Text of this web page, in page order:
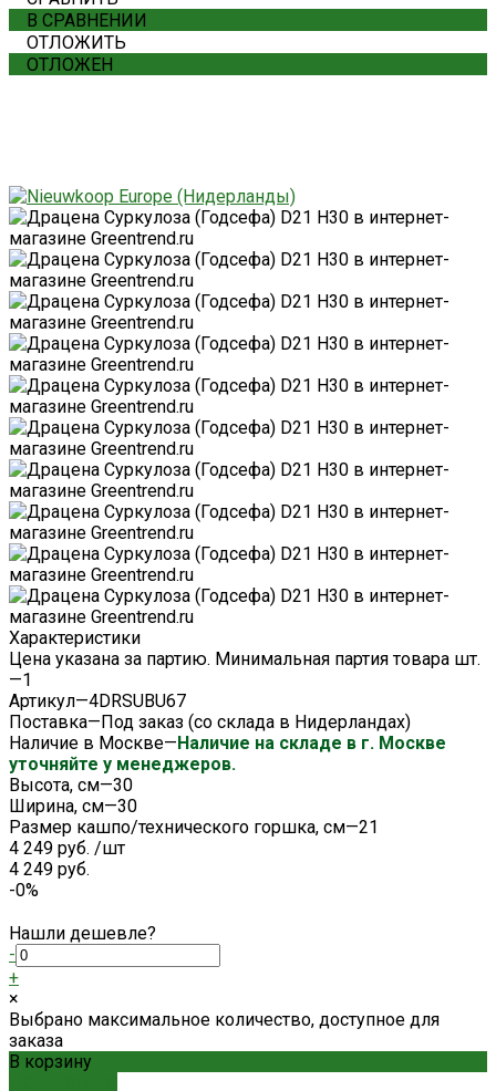
В СРАВНЕНИИ
ОТЛОЖИТЬ
ОТЛОЖЕН
Характеристики
Цена указана за партию. Минимальная партия товара шт.
—1
Артикул—4DRSUBU67
Поставка—Под заказ (со склада в Нидерландах)
Наличие в Москве—Наличие на складе в г. Москве
уточняйте у менеджеров.
Высота, см—30
Ширина, см—30
Размер кашпо/технического горшка, см—21
4 249 руб. /шт
4 249 руб.
-0%
Нашли дешевле?
-
+
×
Выбрано максимальное количество, доступное для
заказа
В корзину